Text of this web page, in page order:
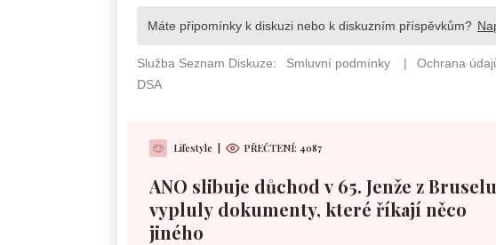
Lifestyle PŘEČTENÍ: 4087
ANO slibuje důchod v 65. Jenže z Bruselu
vypluly dokumenty, které říkají něco
jiného